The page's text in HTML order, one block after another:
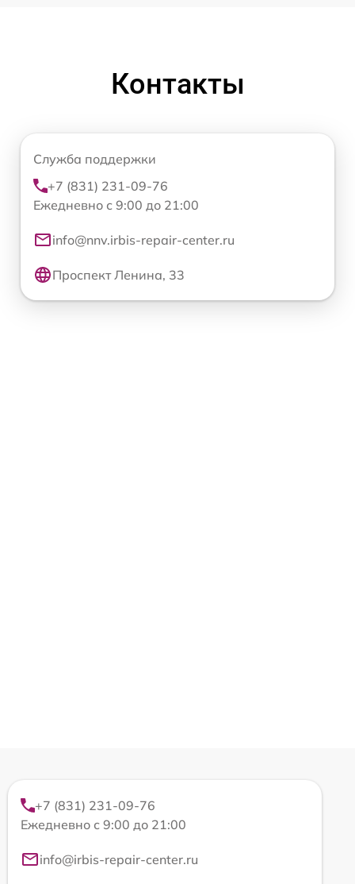
Контакты
Служба поддержки
+7 (831) 231-09-76
Ежедневно с 9:00 до 21:00
info@nnv.irbis-repair-center.ru
Проспект Ленина, 33
+7 (831) 231-09-76
Ежедневно с 9:00 до 21:00
info@irbis-repair-center.ru